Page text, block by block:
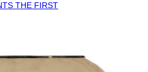
THE FIRST